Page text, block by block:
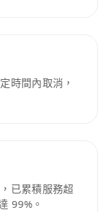
時間內取消，
已累積服務超
99%。